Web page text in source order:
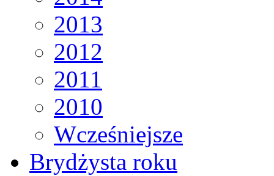
2013
2012
2011
2010
Wcześniejsze
Brydżysta roku